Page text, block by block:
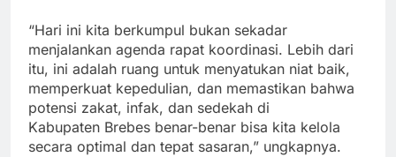
“Hari ini kita berkumpul bukan sekadar
menjalankan agenda rapat koordinasi. Lebih dari
itu, ini adalah ruang untuk menyatukan niat baik,
memperkuat kepedulian, dan memastikan bahwa
potensi zakat, infak, dan sedekah di
Kabupaten Brebes benar-benar bisa kita kelola
secara optimal dan tepat sasaran,” ungkapnya.